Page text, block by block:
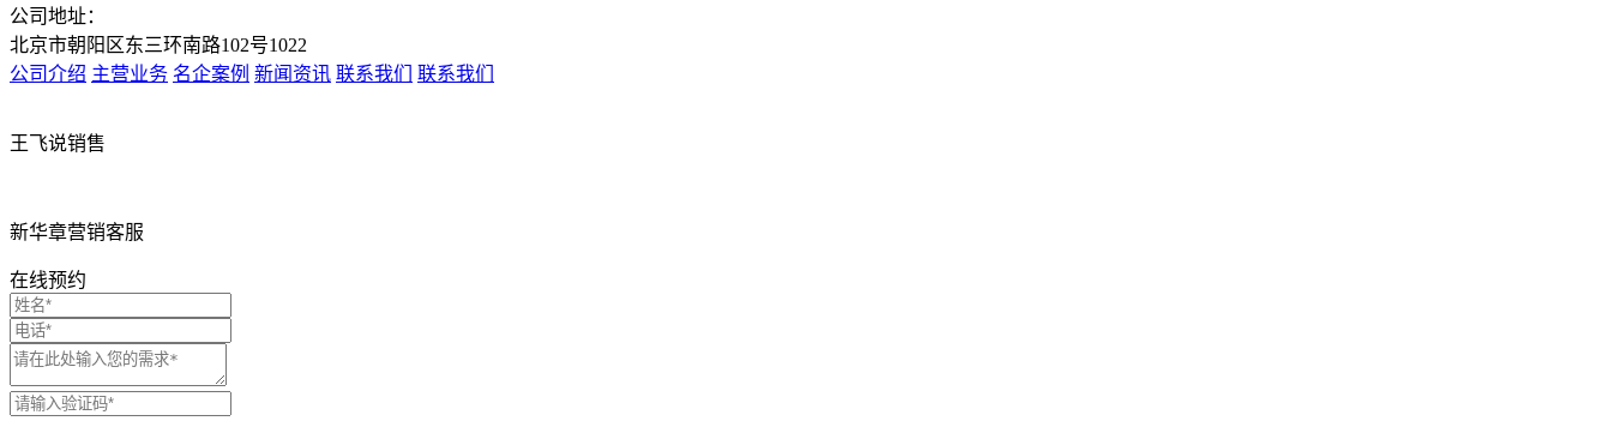
公司地址：
北京市朝阳区东三环南路102号1022
公司介绍 主营业务 名企案例 新闻资讯 联系我们 联系我们
王飞说销售
新华章营销客服
在线预约